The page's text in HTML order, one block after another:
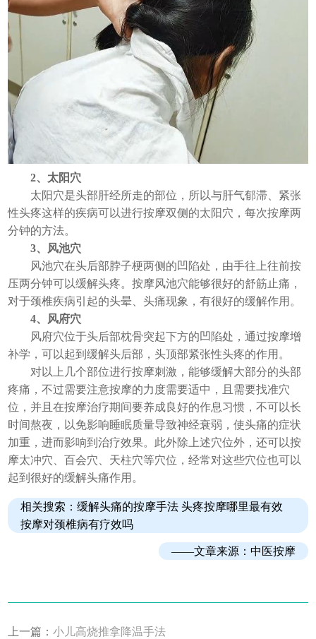
2、太阳穴
太阳穴是头部肝经所走的部位，所以与肝气郁滞、紧张
性头疼这样的疾病可以进行按摩双侧的太阳穴，每次按摩两
分钟的方法。
3、风池穴
风池穴在头后部脖子梗两侧的凹陷处，由手往上往前按
压两分钟可以缓解头疼。按摩风池穴能够很好的舒筋止痛，
对于颈椎疾病引起的头晕、头痛现象，有很好的缓解作用。
4、风府穴
风府穴位于头后部枕骨突起下方的凹陷处，通过按摩增
补学，可以起到缓解头后部，头顶部紧张性头疼的作用。
对以上几个部位进行按摩刺激，能够缓解大部分的头部
疼痛，不过需要注意按摩的力度需要适中，且需要找准穴
位，并且在按摩治疗期间要养成良好的作息习惯，不可以长
时间熬夜，以免影响睡眠质量导致神经衰弱，使头痛的症状
加重，进而影响到治疗效果。此外除上述穴位外，还可以按
摩太冲穴、百会穴、天柱穴等穴位，经常对这些穴位也可以
起到很好的缓解头痛作用。
相关搜索：缓解头痛的按摩手法 头疼按摩哪里最有效
按摩对颈椎病有疗效吗
——文章来源： 中医按摩
上一篇：小儿高烧推拿降温手法